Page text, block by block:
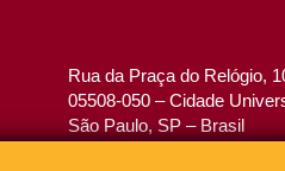
Rua da Praça do Relógio,
05508-050 – Cidade
São Paulo, SP – Brasil